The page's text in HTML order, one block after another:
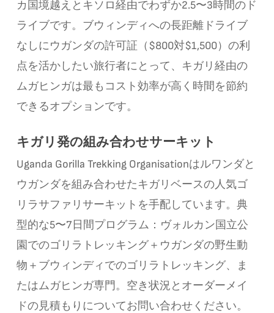
カ国境越えとキソロ経由でわずか2.5〜3時間のド
ライブです。ブウィンディへの長距離ドライブ
なしにウガンダの許可証（$800対$1,500）の利
点を活かしたい旅行者にとって、キガリ経由の
ムガヒンガは最もコスト効率が高く時間を節約
できるオプションです。
キガリ発の組み合わせサーキット
Uganda Gorilla Trekking Organisationはルワンダと
ウガンダを組み合わせたキガリベースの人気ゴ
リラサファリサーキットを手配しています。典
型的な5〜7日間プログラム：ヴォルカン国立公
園でのゴリラトレッキング＋ウガンダの野生動
物＋ブウィンディでのゴリラトレッキング、ま
たはムガヒンガ専門。空き状況とオーダーメイ
ドの見積もりについてお問い合わせください。